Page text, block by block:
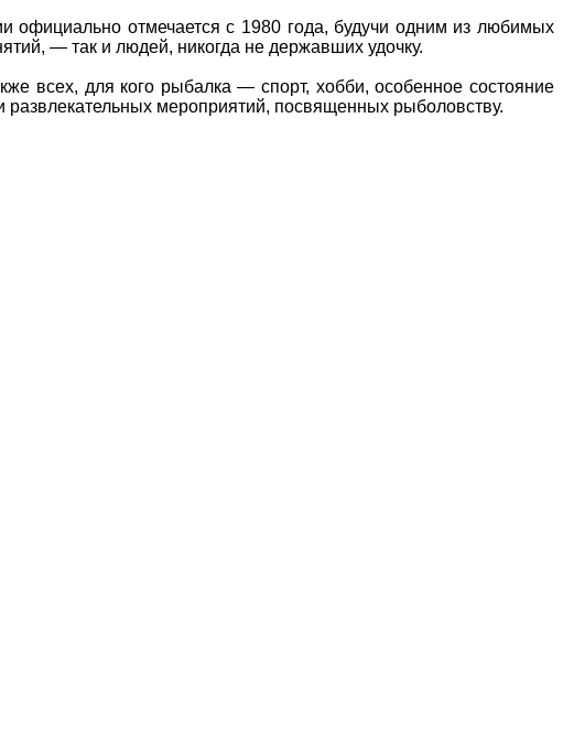
официально отмечается с 1980 года, будучи одним из любимых
— так и людей, никогда не державших удочку.
всех, для кого рыбалка — спорт, хобби, особенное состояние
мероприятий, посвященных рыболовству.